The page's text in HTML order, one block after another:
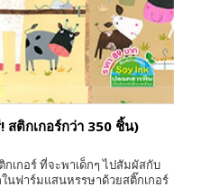
สติกเกอร์กว่า 350 ชิ้น)
เกอร์ ที่จะพาเด็กๆ ไปสัมผัสกับ
นฟาร์มแสนหรรษาด้วยสติ๊กเกอร์